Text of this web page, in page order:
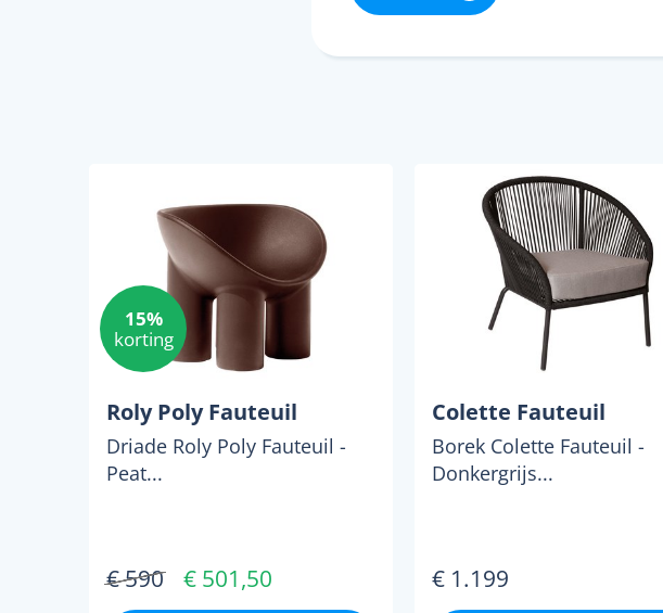
15%
korting
Roly Poly Fauteuil
Driade Roly Poly Fauteuil -
Peat...
€ 590 € 501,50
Colette Fauteuil
Borek Colette Fauteuil -
Donkergrijs...
€ 1.199